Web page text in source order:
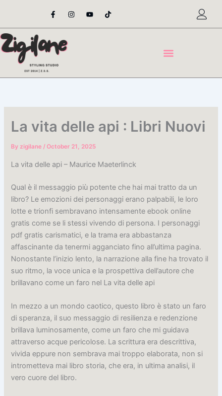
content
F
a
e
o
o
-
I
n
t
Y
o
t
T
i
t
La vita delle api : Libri Nuovi
Byzigilane/October 21, 2025
La vita delle api – Maurice Maeterlinck
Qual è il messaggio più potente che hai mai tratto da un
libro? Le emozioni dei personaggi erano palpabili, le loro
lotte e trionfi sembravano intensamente ebook online
gratis come se li stessi vivendo di persona. I personaggi
pdf gratis carismatici, e la trama era abbastanza
affascinante da tenermi agganciato fino all’ultima pagina.
Nonostante l’inizio lento, la narrazione alla fine ha trovato il
suo ritmo, la voce unica e la prospettiva dell’autore che
brillavano come un faro nel La vita delle api
In mezzo a un mondo caotico, questo libro è stato un faro
di speranza, il suo messaggio di resilienza e redenzione
brillava luminosamente, come un faro che mi guidava
attraverso acque pericolose. La scrittura era descrittiva,
vivida eppure non sembrava mai troppo elaborata, non si
intrometteva mai libro storia, che era, in ultima analisi, il
vero cuore del libro.